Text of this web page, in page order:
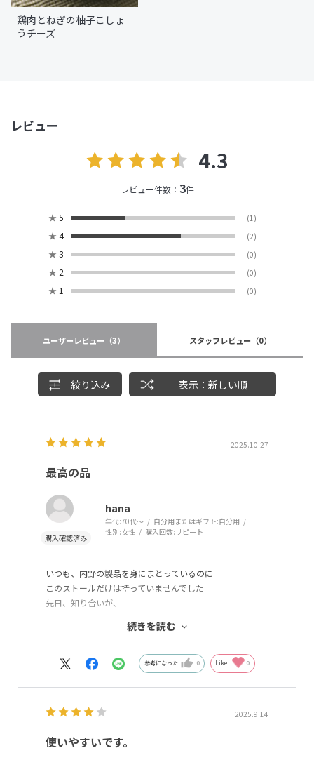
鶏肉とねぎの柚子こしょ
うチーズ
レビュー
4.3
レビュー件数： 3件
★ 5 (1)
★ 4 (2)
★ 3 (0)
★ 2 (0)
★ 1 (0)
ユーザーレビュー （3） スタッフレビュー （0）
絞り込み 表示：新しい順
2025.10.27
最高の品
hana
年代:70代～ 自分用またはギフト:自分用
性別:女性 購入回数: リピート
いつも、内野の製品を身にまとっているのに
このストールだけは持っていませんでした
先日、知り合いが、
せんでしたが、
私はひと目見て、あ、内野の製品とわかりました
直ぐに、3色発注
彼女に1枚プレゼント
首に巻くと手放せなくなりました
何故、この商品だけを持っていなかったのか？
不思議
続きを読む
参考になった 0 Like! 0
2025.9.14
使いやすいです。